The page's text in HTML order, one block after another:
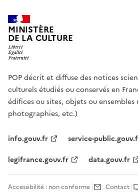
MINISTÈRE
DE LA CULTURE
POP décrit et diffuse des notices
culturels étudiés ou conservés en
édifices ou sites, objets ou ensembles
photographies, etc.)
info.gouv.fr
service-
legifrance.gouv.fr
data.gouv.fr
Accessibilité : non conforme Contact